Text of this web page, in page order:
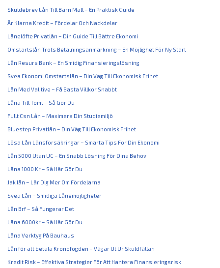
Skuldebrev Lån Till Barn Mall – En Praktisk Guide
Är Klarna Kredit – Fördelar Och Nackdelar
Lånelöfte Privatlån – Din Guide Till Bättre Ekonomi
Omstartslån Trots Betalningsanmärkning – En Möjlighet För Ny Start
Lån Resurs Bank – En Smidig Finansieringslösning
Svea Ekonomi Omstartslån – Din Väg Till Ekonomisk Frihet
Lån Med Valitive – Få Bästa Villkor Snabbt
Låna Till Tomt – Så Gör Du
Fullt Csn Lån – Maximera Din Studiemiljö
Bluestep Privatlån – Din Väg Till Ekonomisk Frihet
Lösa Lån Länsförsäkringar – Smarta Tips För Din Ekonomi
Lån 5000 Utan UC – En Snabb Lösning För Dina Behov
Låna 1000 Kr – Så Här Gör Du
Jak lån – Lär Dig Mer Om Fördelarna
Svea Lån – Smidiga Lånemöjligheter
Lån Brf – Så Fungerar Det
Låna 6000kr – Så Här Gör Du
Låna Verktyg På Bauhaus
Lån för att betala Kronofogden – Vägar Ut Ur Skuldfällan
Kredit Risk – Effektiva Strategier För Att Hantera Finansieringsrisk